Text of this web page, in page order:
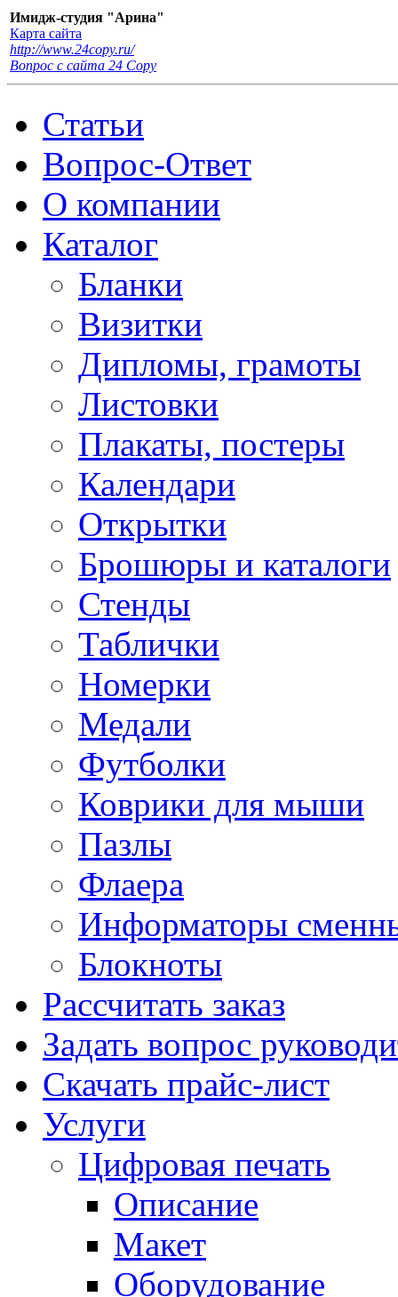
Имидж-студия "Арина"
Карта сайта
http://www.24copy.ru/
Вопрос с сайта 24 Сopy
Статьи
Вопрос-Ответ
О компании
Каталог
Бланки
Визитки
Дипломы, грамоты
Листовки
Плакаты, постеры
Календари
Открытки
Брошюры и каталоги
Стенды
Таблички
Номерки
Медали
Футболки
Коврики для мыши
Пазлы
Флаера
Информаторы
Блокноты
Рассчитать заказ
Задать вопрос
Скачать прайс-лист
Услуги
Цифровая печать
Описание
Макет
Оборудование